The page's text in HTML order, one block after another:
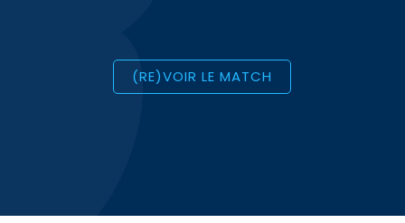
(RE)VOIR LE MATCH